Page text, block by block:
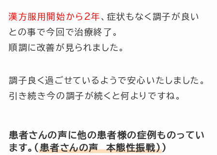
漢方服用開始から2年 、症状もなく調子が良い
との事で今回で治療終了。
順調に改善が見られました。
調子良く過ごせているようで安心いたしました。
引き続き今の調子が続くと何よりですね。
患者さんの声に他の患者様の症例ものってい
ます。(患者さんの声 本態性振戦) )